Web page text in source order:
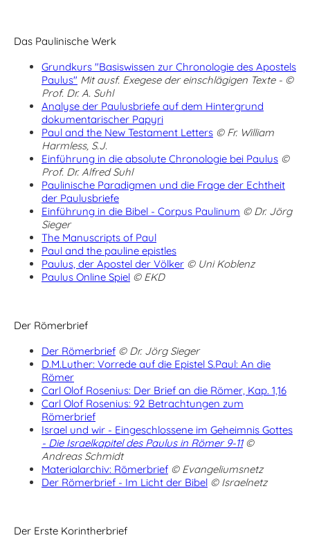
Das Paulinische Werk
Grundkurs "Basiswissen zur Chronologie des Apostels
Paulus" Mit ausf. Exegese der einschlägigen Texte - ©
Prof. Dr. A. Suhl
Analyse der Paulusbriefe auf dem Hintergrund
dokumentarischer Papyri
Paul and the New Testament Letters © Fr. William
Harmless, S.J.
Einführung in die absolute Chronologie bei Paulus ©
Prof. Dr. Alfred Suhl
Paulinische Paradigmen und die Frage der Echtheit
der Paulusbriefe
Einführung in die Bibel - Corpus Paulinum © Dr. Jörg
Sieger
The Manuscripts of Paul
Paul and the pauline epistles
Paulus, der Apostel der Völker © Uni Koblenz
Paulus Online Spiel © EKD
Der Römerbrief
Der Römerbrief © Dr. Jörg Sieger
D.M.Luther: Vorrede auf die Epistel S.Paul: An die
Römer
Carl Olof Rosenius: Der Brief an die Römer, Kap. 1,16
Carl Olof Rosenius: 92 Betrachtungen zum
Römerbrief
Israel und wir - Eingeschlossene im Geheimnis Gottes
- Die Israelkapitel des Paulus in Römer 9-11 ©
Andreas Schmidt
Materialarchiv: Römerbrief © Evangeliumsnetz
Der Römerbrief - Im Licht der Bibel © Israelnetz
Der Erste Korintherbrief